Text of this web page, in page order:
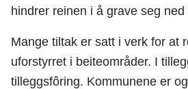
hindrer reinen i å grave seg ned
Mange tiltak er satt i verk for at
uforstyrret i beiteområder. I
tilleggsfôring. Kommunene er